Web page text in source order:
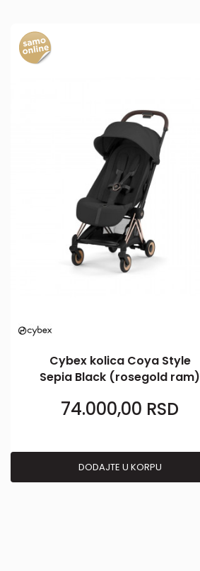
Cybex kolica Coya Style
Sepia Black (rosegold ram)
74.000,00 RSD
DODAJTE U KORPU